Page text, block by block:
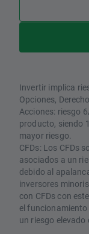
Invertir implica
Opciones,
Acciones: riesgo
producto, siendo
mayor riesgo.
CFDs: Los CFDs
asociados a un
debido al
inversores
con CFDs con
el
un riesgo elevado